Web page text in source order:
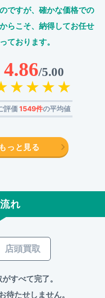
ですが、 確かな価格での
らこそ、 納得してお任せ
ております。
4.86/5.00
評価1549件の平均値
っと見る
れ
店頭買取
すべて完了。
待たせしません。